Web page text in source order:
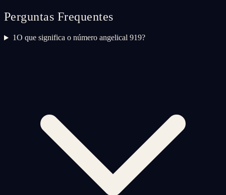
Perguntas Frequentes
1O que significa o número angelical 919?